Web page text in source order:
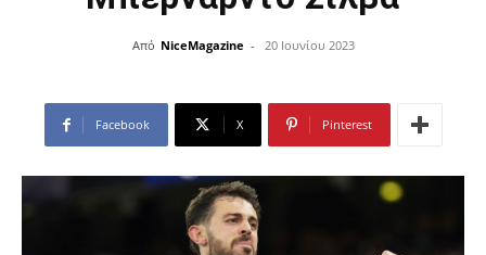
Από NiceMagazine - 20 Ιουνίου 2023
Facebook X Pinterest